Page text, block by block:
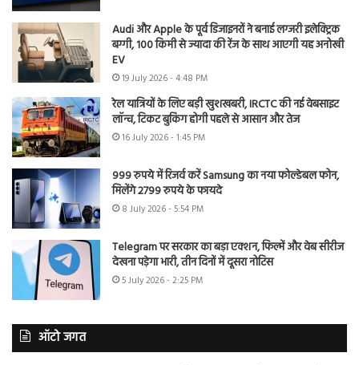
Audi और Apple के पूर्व डिजाइनरों ने बनाई लग्जरी इलेक्ट्रिक
बग्गी, 100 किमी से ज्यादा की रेंज के साथ आएगी यह अनोखी
EV
19 July 2026 - 4:48 PM
रेल यात्रियों के लिए बड़ी खुशखबरी, IRCTC की नई वेबसाइट
लॉन्च, टिकट बुकिंग होगी पहले से आसान और तेज
16 July 2026 - 1:45 PM
999 रुपये में रिजर्व करें Samsung का नया फोल्डेबल फोन,
मिलेंगे 2799 रुपये के फायदे
8 July 2026 - 5:54 PM
Telegram पर सरकार का बड़ा एक्शन, फिल्में और वेब सीरीज
देखना पड़ेगा भारी, तीन दिनों में दूसरा नोटिस
5 July 2026 - 2:25 PM
ऑटो जगत